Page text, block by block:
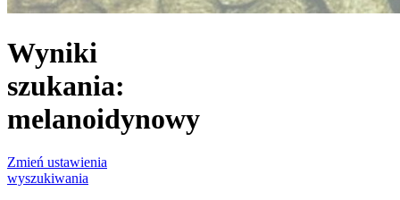
Wyniki
szukania:
melanoidynowy
Zmień ustawienia
wyszukiwania